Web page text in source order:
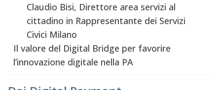
Claudio Bisi, Direttore area servizi al
cittadino in Rappresentante dei Servizi
Civici Milano
Il valore del Digital Bridge per favorire
l’innovazione digitale nella PA